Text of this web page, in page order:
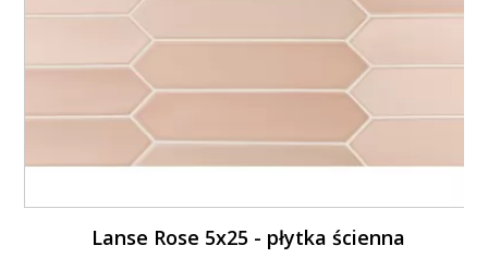
Lanse Rose 5x25 - płytka ścienna